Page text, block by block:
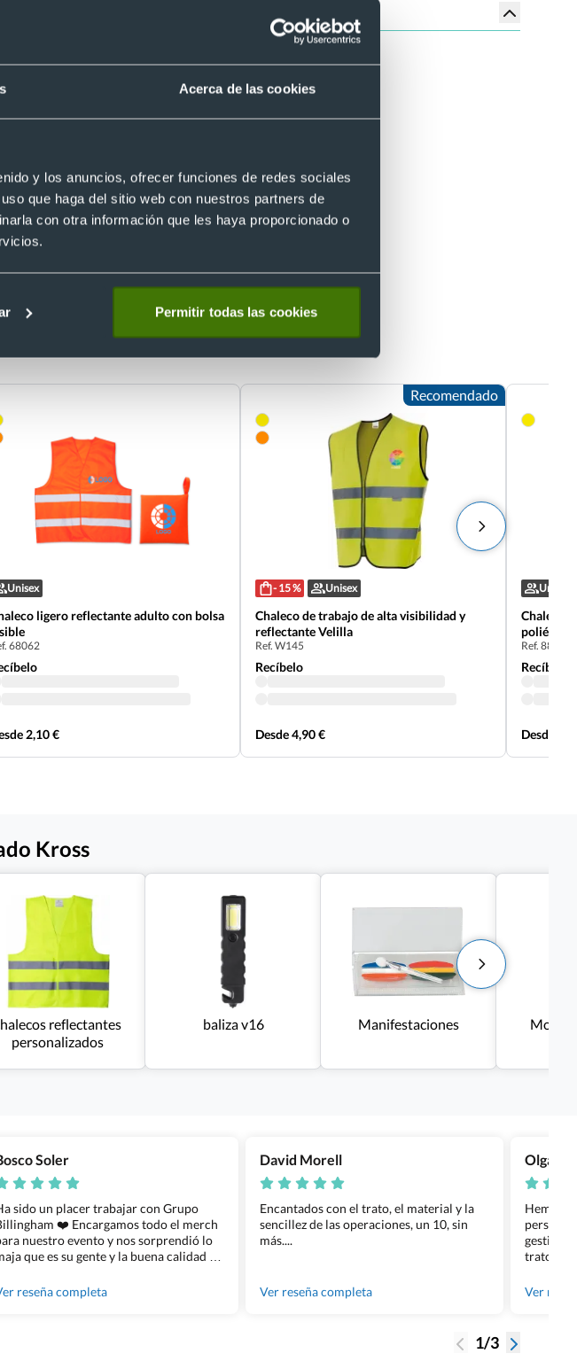
Acerca de las cookies
y los anuncios, ofrecer funciones de redes sociales
que haga del sitio web con nuestros partners de
con otra información que les haya proporcionado o
Permitir todas las cookies
producto?
Kross
Unisex
ligero reflectante adulto con bolsa
68062
2,10 €
Recomendado
- 15 % Unisex
Chaleco de trabajo de alta visibilidad y
reflectante Velilla
Ref. W145
Recíbelo
Desde 4,90 €
Unisex
Chaleco
poliéster
Safrox
Ref.
Recíbelo
Desde
Kross
reflectantes
personalizados
baliza v16 Manifestaciones
Monos
Soler
sido un placer trabajar con Grupo
❤️ Encargamos todo el merch
nuestro evento y nos sorprendió lo
que es su gente y la buena calidad de
recomendado!!
reseña completa
David Morell
Encantados con el trato, el material y la
sencillez de las operaciones, un 10, sin
más....
Ver reseña completa
Olga
Hemos
gestión
trato
gente
Ver
1/3